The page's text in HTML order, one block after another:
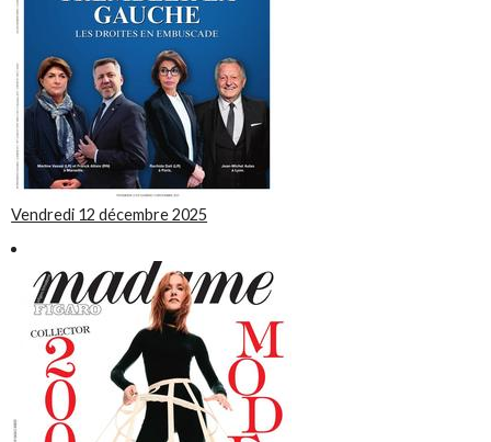
Vendredi 12 décembre 2025